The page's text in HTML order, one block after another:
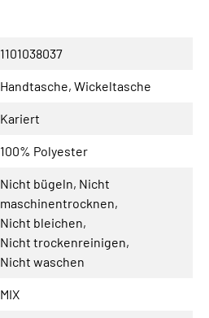
1101038037
Handtasche, Wickeltasche
Kariert
100% Polyester
Nicht bügeln, Nicht
maschinentrocknen,
Nicht bleichen,
Nicht trockenreinigen,
Nicht waschen
MIX